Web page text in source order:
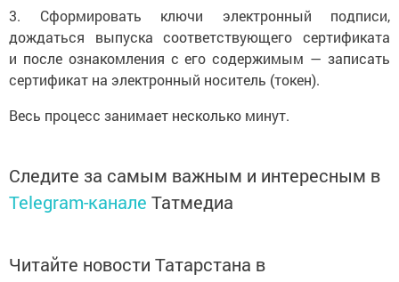
3. Сформировать ключи электронный подписи,
дождаться выпуска соответствующего сертификата
и после ознакомления с его содержимым — записать
сертификат на электронный носитель (токен).
Весь процесс занимает несколько минут.
Следите за самым важным и интересным в
Telegram-канале Татмедиа
Читайте новости Татарстана в